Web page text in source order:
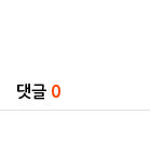
댓글 0